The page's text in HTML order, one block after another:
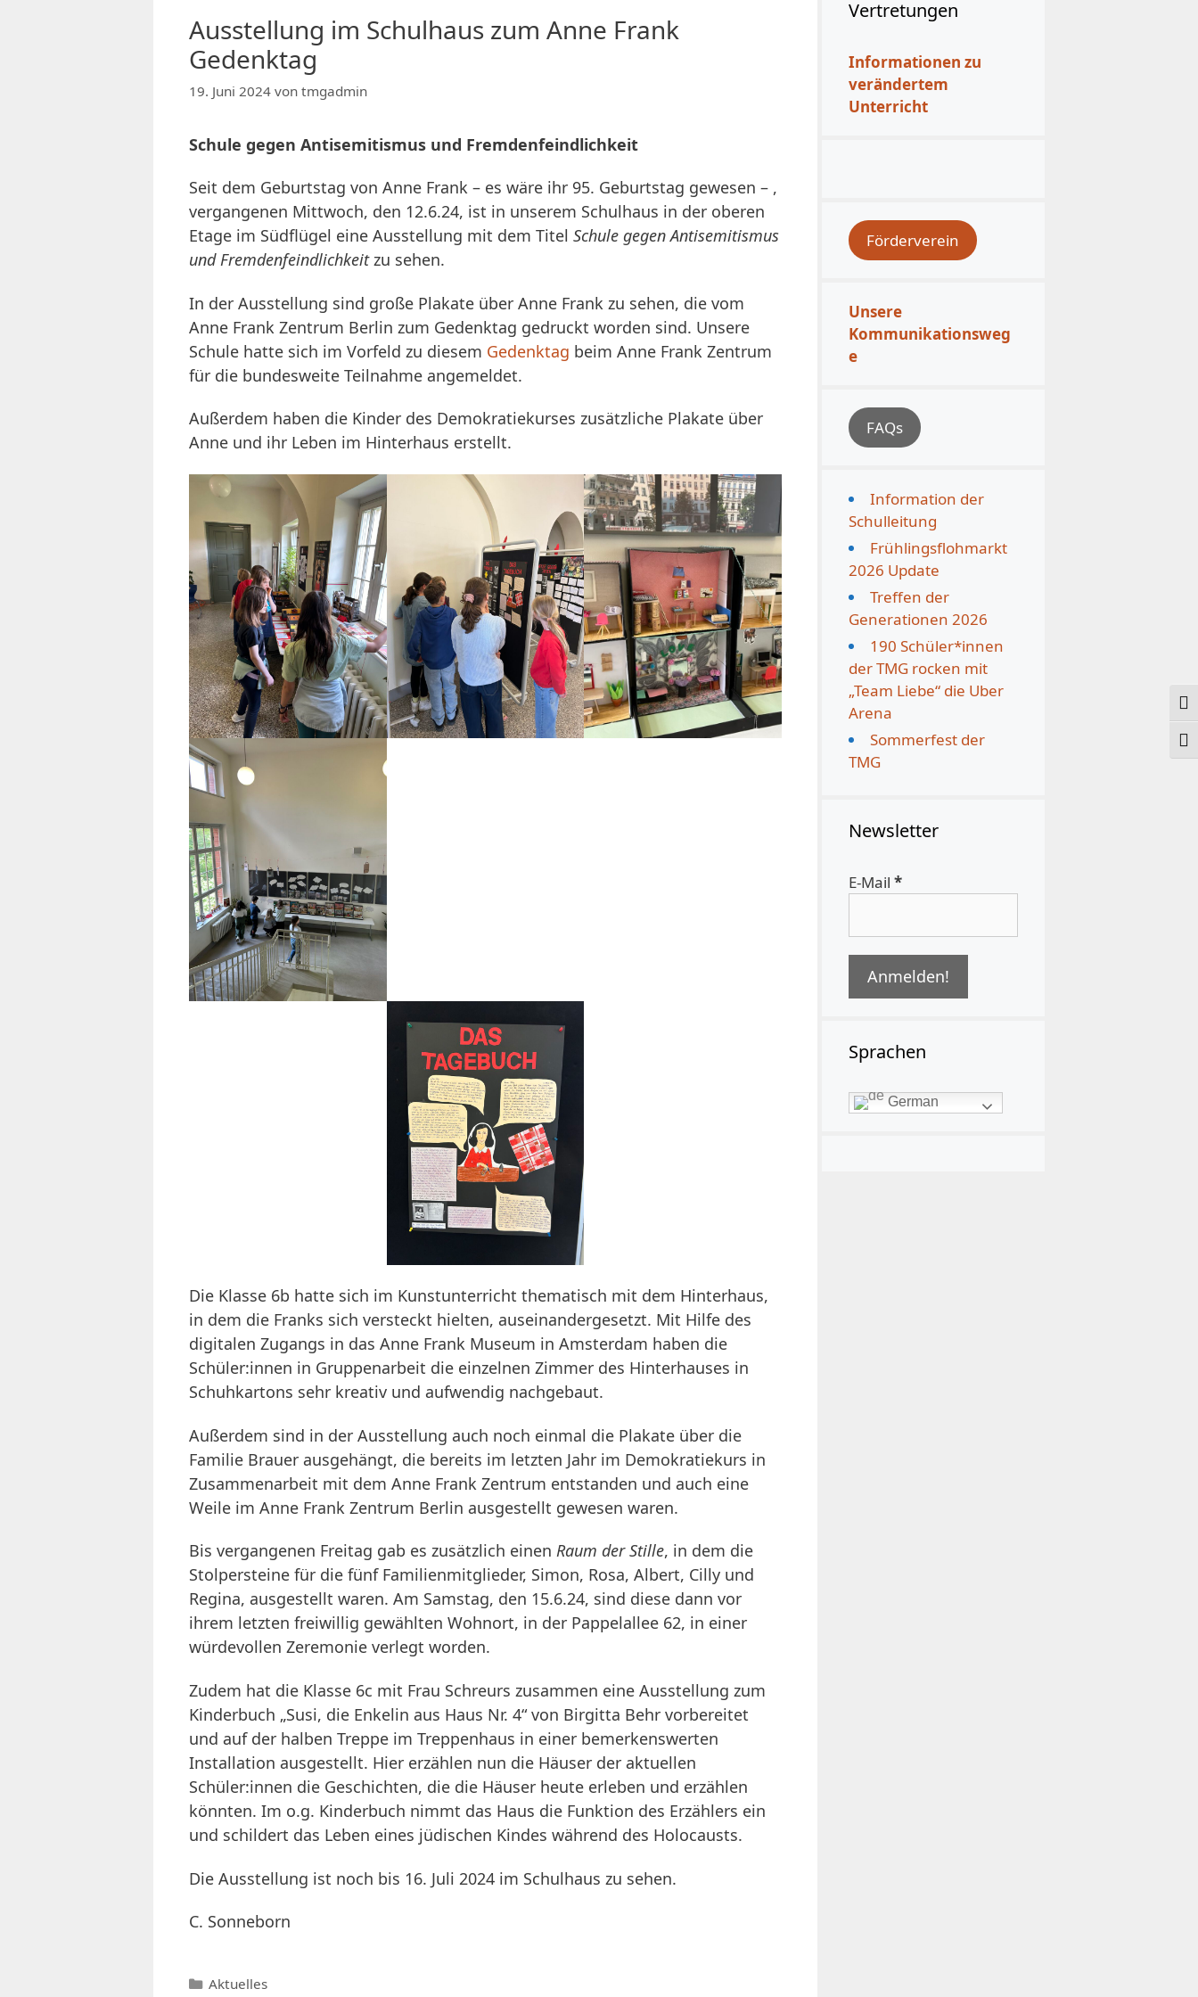
Ausstellung im Schulhaus zum Anne Frank
Gedenktag
19. Juni 2024 von tmgadmin
Schule gegen Antisemitismus und Fremdenfeindlichkeit
Seit dem Geburtstag von Anne Frank – es wäre ihr 95. Geburtstag gewesen – ,
vergangenen Mittwoch, den 12.6.24, ist in unserem Schulhaus in der oberen
Etage im Südflügel eine Ausstellung mit dem Titel Schule gegen Antisemitismus
und Fremdenfeindlichkeitzu sehen.
In der Ausstellung sind große Plakate über Anne Frank zu sehen, die vom
Anne Frank Zentrum Berlin zum Gedenktag gedruckt worden sind. Unsere
Schule hatte sich im Vorfeld zu diesem Gedenktag beim Anne Frank Zentrum
für die bundesweite Teilnahme angemeldet.
Außerdem haben die Kinder des Demokratiekurses zusätzliche Plakate über
Anne und ihr Leben im Hinterhaus erstellt.
Die Klasse 6b hatte sich im Kunstunterricht thematisch mit dem Hinterhaus,
in dem die Franks sich versteckt hielten, auseinandergesetzt. Mit Hilfe des
digitalen Zugangs in das Anne Frank Museum in Amsterdam haben die
Schüler:innen in Gruppenarbeit die einzelnen Zimmer des Hinterhauses in
Schuhkartons sehr kreativ und aufwendig nachgebaut.
Außerdem sind in der Ausstellung auch noch einmal die Plakate über die
Familie Brauer ausgehängt, die bereits im letzten Jahr im Demokratiekurs in
Zusammenarbeit mit dem Anne Frank Zentrum entstanden und auch eine
Weile im Anne Frank Zentrum Berlin ausgestellt gewesen waren.
Bis vergangenen Freitag gab es zusätzlich einen Raum der Stille, in dem die
Stolpersteine für die fünf Familienmitglieder, Simon, Rosa, Albert, Cilly und
Regina, ausgestellt waren. Am Samstag, den 15.6.24, sind diese dann vor
ihrem letzten freiwillig gewählten Wohnort, in der Pappelallee 62, in einer
würdevollen Zeremonie verlegt worden.
Zudem hat die Klasse 6c mit Frau Schreurs zusammen eine Ausstellung zum
Kinderbuch „Susi, die Enkelin aus Haus Nr. 4“ von Birgitta Behr vorbereitet
und auf der halben Treppe im Treppenhaus in einer bemerkenswerten
Installation ausgestellt. Hier erzählen nun die Häuser der aktuellen
Schüler:innen die Geschichten, die die Häuser heute erleben und erzählen
könnten. Im o.g. Kinderbuch nimmt das Haus die Funktion des Erzählers ein
und schildert das Leben eines jüdischen Kindes während des Holocausts.
Die Ausstellung ist noch bis 16. Juli 2024 im Schulhaus zu sehen.
C. Sonneborn
Kategorien
Aktuelles
Vertretungen
Informationen zu
verändertem
Unterricht
Förderverein
Unsere
Kommunikationsweg
e
FAQs
Information der
Schulleitung
Frühlingsflohmarkt
2026 Update
Treffen der
Generationen 2026
190 Schüler*innen
der TMG rocken mit
„Team Liebe“ die Uber
Arena
Sommerfest der
TMG
Newsletter
E-Mail *
Sprachen
German